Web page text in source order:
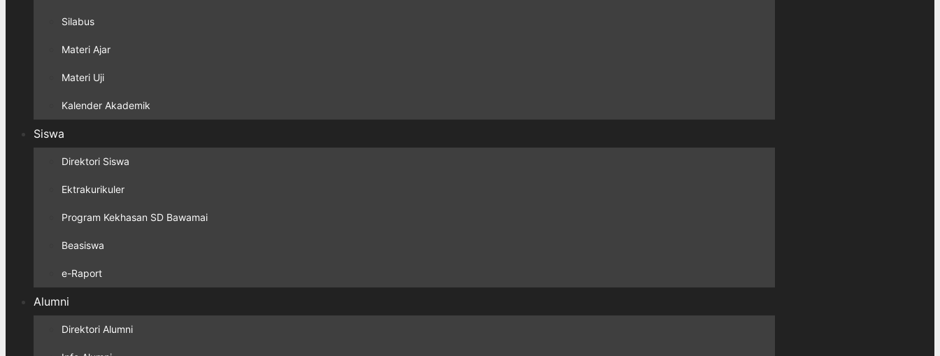
Silabus
Materi Ajar
Materi Uji
Kalender Akademik
Siswa
Direktori Siswa
Ektrakurikuler
Program Kekhasan SD Bawamai
Beasiswa
e-Raport
Alumni
Direktori Alumni